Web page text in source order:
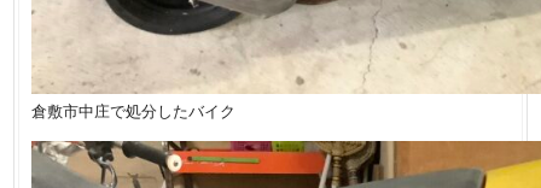
倉敷市中庄で処分したバイク